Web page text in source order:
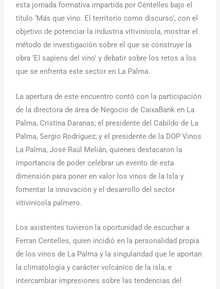
esta jornada formativa impartida por Centelles bajo el
título ‘Más que vino. El territorio como discurso’, con el
objetivo de potenciar la industria vitivinícola, mostrar el
método de investigación sobre el que se construye la
obra ‘El sapiens del vino’ y debatir sobre los retos a los
que se enfrenta este sector en La Palma.
La apertura de este encuentro contó con la participación
de la directora de área de Negocio de CaixaBank en La
Palma, Cristina Daranas; el presidente del Cabildo de La
Palma, Sergio Rodríguez; y el presidente de la DOP Vinos
La Palma, José Raúl Melián, quienes destacaron la
importancia de poder celebrar un evento de esta
dimensión para poner en valor los vinos de la Isla y
fomentar la innovación y el desarrollo del sector
vitivinícola palmero.
Los asistentes tuvieron la oportunidad de escuchar a
Ferran Centelles, quien incidió en la personalidad propia
de los vinos de La Palma y la singularidad que le aportan
la climatología y carácter volcánico de la isla, e
intercambiar impresiones sobre las tendencias del